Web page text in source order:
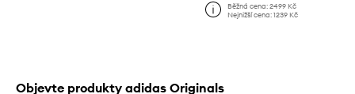
Běžná cena: 2499 Kč
Nejnižší cena: 1239 Kč
Objevte produkty adidas Originals